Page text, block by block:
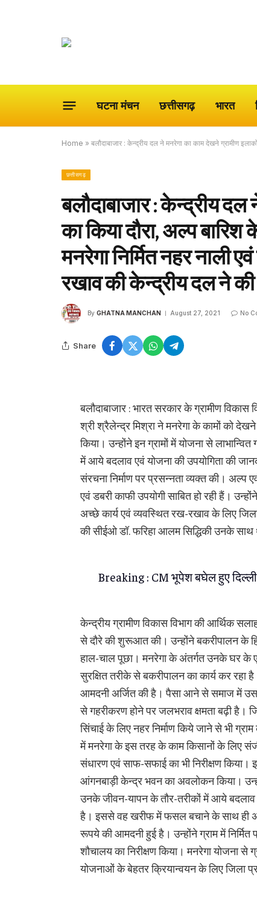
घटना मंचन छत्तीसगढ़ भारत
Home » बलौदाबाजार : केन्द्रीय दल ने मनरेगा का काम देखने ग्रामीण
छत्तीसगढ़
बलौदाबाजार : केन्द्रीय
का किया दौरा, अल्प
मनरेगा निर्मित नहर नाली
रखाव की केन्द्रीय दल ने
By GHATNA MANCHAN August 27, 2021 No
Share
बलौदाबाजार : भारत सरकार के ग्रामीण
श्री श्रैलेन्द्र मिश्रा ने मनरेगा के कामों को
किया। उन्होंने इन ग्रामों में योजना से
में आये बदलाव एवं योजना की उपयोगिता की
संरचना निर्माण पर प्रसन्नता व्यक्त की। अल्प
एवं डबरी काफी उपयोगी साबित हो रही हैं।
अच्छे कार्य एवं व्यवस्थित रख-रखाव के लिए
की सीईओ डाॅ. फरिहा आलम सिद्धिकी उनके साथ
Breaking : CM भूपेश बघेल हुए दिल्ली
केन्द्रीय ग्रामीण विकास विभाग की आर्थिक
से दौरे की शुरूआत की। उन्होंने बकरीपालन के
हाल-चाल पूछा। मनरेगा के अंतर्गत उनके घर के
सुरक्षित तरीके से बकरीपालन का कार्य कर
आमदनी अर्जित की है। पैसा आने से समाज में
से गहरीकरण होने पर जलभराव क्षमता बढ़ी है।
सिंचाई के लिए नहर निर्माण किये जाने से भी
में मनरेगा के इस तरह के काम किसानों के लिए
संधारण एवं साफ-सफाई का भी निरीक्षण
आंगनबाड़ी केन्द्र भवन का अवलोकन किया।
उनके जीवन-यापन के तौर-तरीकों में आये बदलाव
है। इससे वह खरीफ में फसल बचाने के साथ ही
रूपये की आमदनी हुई है। उन्होंने ग्राम में
शौचालय का निरीक्षण किया। मनरेगा
योजनाओं के बेहतर क्रियान्वयन के लिए जिला